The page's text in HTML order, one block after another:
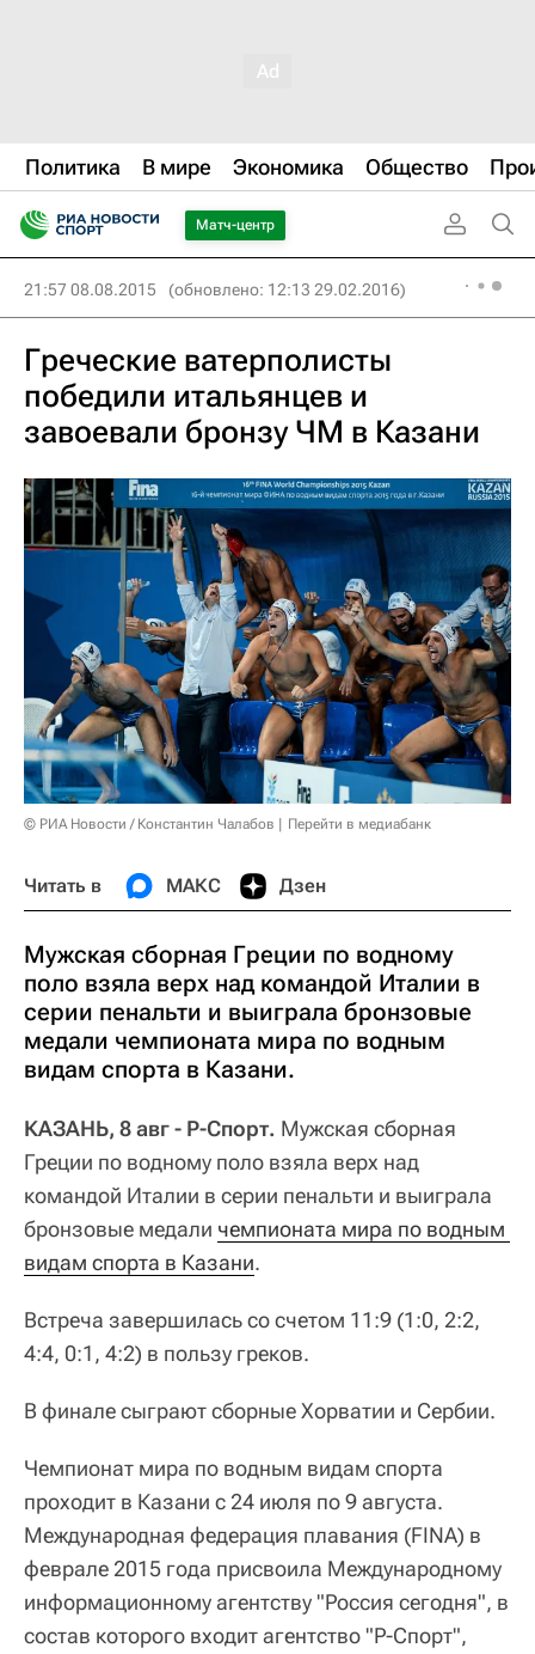
Политика В мире Экономика Общество
Матч-центр
21:57 08.08.2015 (обновлено: 12:13 29.02.2016)
Греческие ватерполисты
победили итальянцев и
завоевали бронзу ЧМ в Казани
© РИА Новости / Константин Чалабов Перейти в медиабанк
Читать в МАКС Дзен
Мужская сборная Греции по водному
поло взяла верх над командой Италии в
серии пенальти и выиграла бронзовые
медали чемпионата мира по водным
видам спорта в Казани.
КАЗАНЬ, 8 авг - Р-Спорт. Мужская сборная
Греции по водному поло взяла верх над
командой Италии в серии пенальти и выиграла
бронзовые медали чемпионата мира по водным
видам спорта в Казани.
Встреча завершилась со счетом 11:9 (1:0, 2:2,
4:4, 0:1, 4:2) в пользу греков.
В финале сыграют сборные Хорватии и Сербии.
Чемпионат мира по водным видам спорта
проходит в Казани с 24 июля по 9 августа.
Международная федерация плавания (FINA) в
феврале 2015 года присвоила Международному
информационному агентству "Россия сегодня", в
состав которого входит агентство "Р-Спорт",